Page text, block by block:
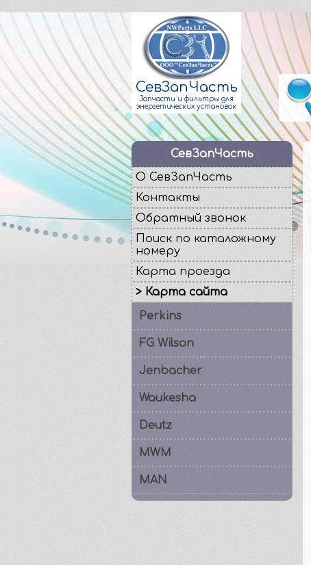
СевЗапЧасть
Запчасти и фильтры для
энергетических установок
СевЗапЧасть
О СевЗапЧасть
Контакты
Обратный звонок
Поиск по каталожному
номеру
Карта проезда
> Карта сайта
Perkins
FG Wilson
Jenbacher
Waukesha
Deutz
MWM
MAN